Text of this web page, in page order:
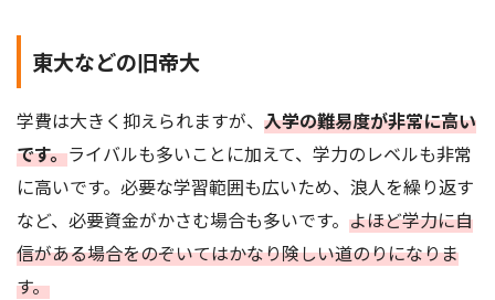
東大などの旧帝大
学費は大きく抑えられますが、 入学の難易度が非常に高い
です。ライバルも多いことに加えて、学力のレベルも非常
に高いです。必要な学習範囲も広いため、浪人を繰り返す
など、必要資金がかさむ場合も多いです。 よほど学力に自
信がある場合をのぞいてはかなり険しい道のりになりま
す。